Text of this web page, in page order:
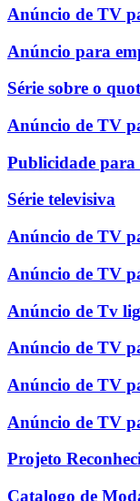
Anúncio de TV
Anúncio para
Série sobre o
Anúncio de TV
Publicidade para
Série televisiva
Anúncio de TV
Anúncio de TV
Anúncio de Tv
Anúncio de TV
Anúncio de TV
Anúncio de TV
Projeto
Catalogo de